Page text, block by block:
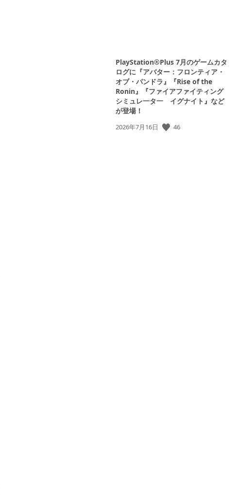
PlayStation®Plus 7月のゲームカタ
ログに『アバター：フロンティア・
オブ・パンドラ』『Rise of the
Ronin』『ファイアファイティング
シミュレ一タ一 イグナイト』など
が登場！
公
2026年7月16日 46